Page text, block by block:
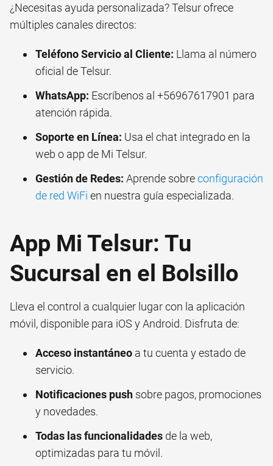
¿Necesitas ayuda personalizada? Telsur ofrece
múltiples canales directos:
Teléfono Servicio al Cliente: Llama al número
oficial de Telsur.
WhatsApp: Escríbenos al +56967617901 para
atención rápida.
Soporte en Línea: Usa el chat integrado en la
web o app de Mi Telsur.
Gestión de Redes: Aprende sobreconfiguración
de red WiFi en nuestra guía especializada.
App Mi Telsur: Tu
Sucursal en el Bolsillo
Lleva el control a cualquier lugar con la aplicación
móvil, disponible para iOS y Android. Disfruta de:
Acceso instantáneo a tu cuenta y estado de
servicio.
Notificaciones push sobre pagos, promociones
y novedades.
Todas las funcionalidades de la web,
optimizadas para tu móvil.